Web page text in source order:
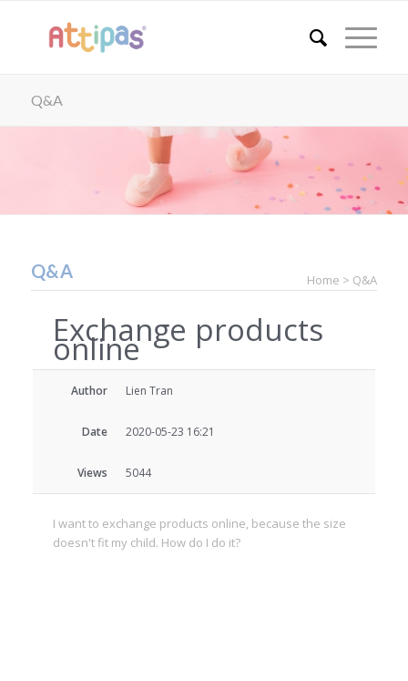
Q&A
Home > Q&A
Q&A
Exchange products
online
Author Lien Tran
Date 2020-05-23 16:21
Views 5044
I want to exchange products online, because the size
doesn't fit my child. How do I do it?